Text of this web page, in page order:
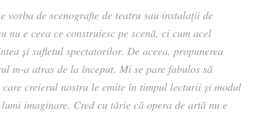
vorba de scenografie de teatru sau instalații de
nu e ceea ce construiesc pe scenă, ci cum acel
și sufletul spectatorilor. De aceea, propunerea
m-a atras de la început. Mi se pare fabulos să
care creierul nostru le emite în timpul lecturii și modul
lumi imaginare. Cred cu tărie că opera de artă nu e